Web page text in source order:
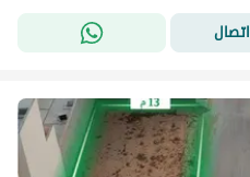
اتصال